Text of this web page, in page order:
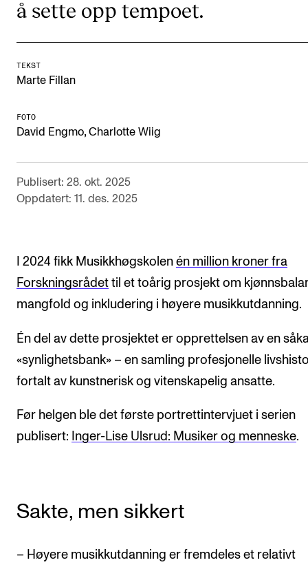
Digitale ressurser for undervisning
Studentenes psykososiale læringsmiljø
Søknad og opptak
FORSKNING OG UTVIKLINGSARBEID
Om FoU på NMH
Livet rundt FoU
KONSERTER OG ARRANGEMENTER
Arrangementer for ansatte
Gjennomføre konserter og arrangementer
Markedsføring, program og plakat
Låne utstyr – lyd, lys og video
Konsertopptak
Organisering av NMH
Utvalg og komitéer
å sette opp tempoet.
TEKST
Marte Fillan
FOTO
David Engmo, Charlotte Wiig
Publisert: 28. okt. 2025
Oppdatert: 11. des. 2025
I 2024 fikk Musikkhøgskolen én million kroner fra
Forskningsrådet til et toårig prosjekt om
mangfold og inkludering i høyere musikkutdanning.
Én del av dette prosjektet er opprettelsen av en
«synlighetsbank» – en samling profesjonelle
fortalt av kunstnerisk og vitenskapelig ansatte.
Før helgen ble det første portrettintervjuet i serien
publisert: Inger-Lise Ulsrud: Musiker og menneske.
Sakte, men sikkert
– Høyere musikkutdanning er fremdeles et relativt